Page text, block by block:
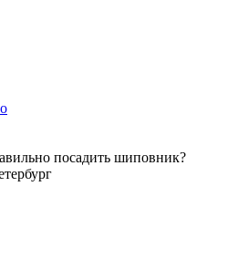
посадить шиповник?